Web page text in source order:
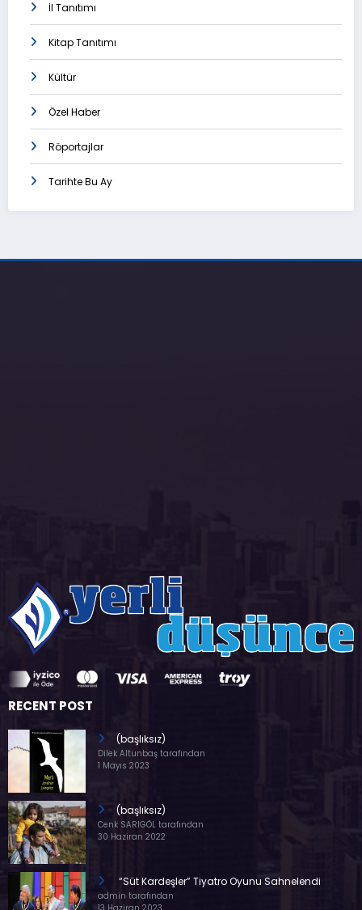
İl Tanıtımı
Kitap Tanıtımı
Kültür
Özel Haber
Röportajlar
Tarihte Bu Ay
RECENT POST
(başlıksız)
Dilek Altunbaş tarafından
1 Mayıs 2023
(başlıksız)
Cenk SARIGÖL tarafından
30 Haziran 2022
“Süt Kardeşler” Tiyatro Oyunu Sahnelendi
admin tarafından
13 Haziran 2023